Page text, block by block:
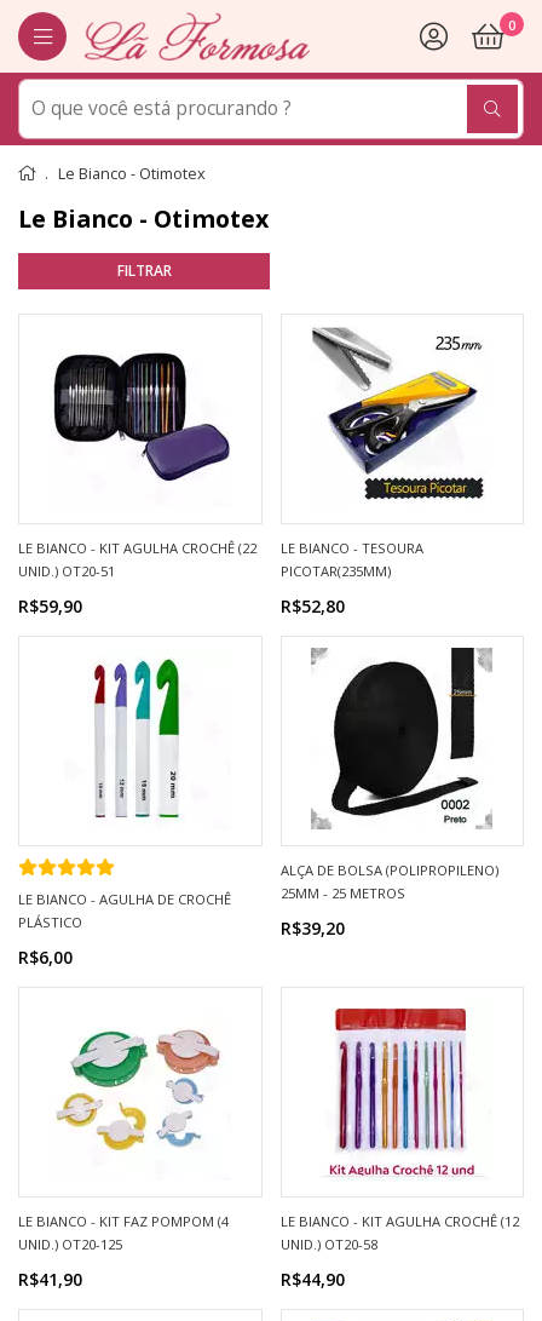
0
Le Bianco - Otimotex
Le Bianco - Otimotex
LE BIANCO - KIT AGULHA CROCHÊ (22
UNID.) OT20-51
R$59,90
LE BIANCO - TESOURA
PICOTAR(235MM)
R$52,80
LE BIANCO - AGULHA DE CROCHÊ
PLÁSTICO
R$6,00
ALÇA DE BOLSA (POLIPROPILENO)
25MM - 25 METROS
R$39,20
LE BIANCO - KIT FAZ POMPOM (4
UNID.) OT20-125
R$41,90
LE BIANCO - KIT AGULHA CROCHÊ (12
UNID.) OT20-58
R$44,90